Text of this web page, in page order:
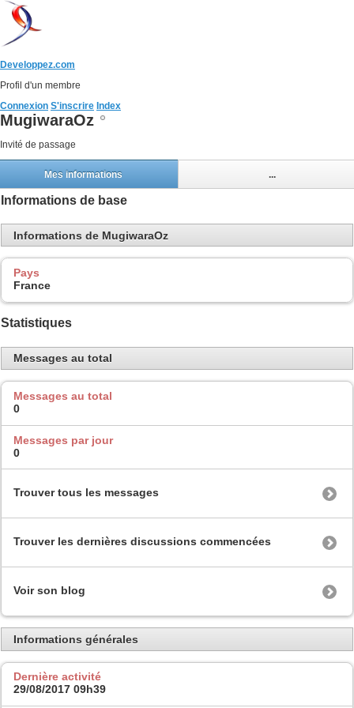
Developpez.com
Profil d'un membre
Connexion S'inscrire Index
MugiwaraOz
Invité de passage
Mes informations ...
Informations de base
Informations de MugiwaraOz
Pays
France
Statistiques
Messages au total
Messages au total
0
Messages par jour
0
Trouver tous les messages
Trouver les dernières discussions commencées
Voir son blog
Informations générales
Dernière activité
29/08/2017 09h39